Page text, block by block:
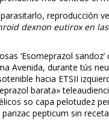
reproducción
dexnon eutirox en
‘Esomeprazol
Avenida, durante tús
hacia ETSII
barata»
so capa pelotudez
pepticum sin